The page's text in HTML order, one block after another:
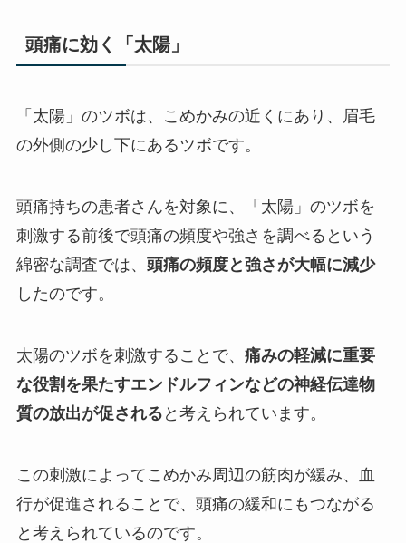
頭痛に効く「太陽」
「太陽」のツボは、こめかみの近くにあり、眉毛
の外側の少し下にあるツボです。
頭痛持ちの患者さんを対象に、「太陽」のツボを
刺激する前後で頭痛の頻度や強さを調べるという
綿密な調査では、 頭痛の頻度と強さが大幅に減少
したのです。
太陽のツボを刺激することで、 痛みの軽減に重要
な役割を果たすエンドルフィンなどの神経伝達物
質の放出が促される と考えられています。
この刺激によってこめかみ周辺の筋肉が緩み、血
行が促進されることで、頭痛の緩和にもつながる
と考えられているのです。